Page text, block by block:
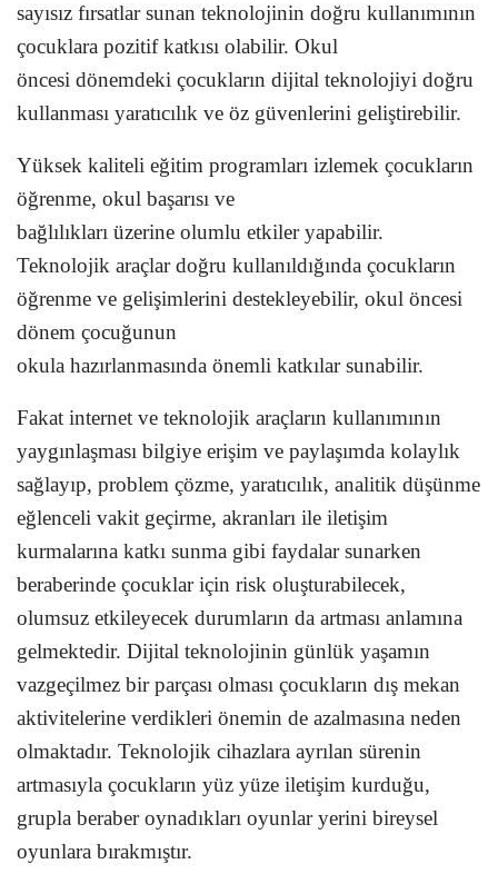
sayısız fırsatlar sunan teknolojinin doğru kullanımının
çocuklara pozitif katkısı olabilir. Okul
öncesi dönemdeki çocukların dijital teknolojiyi doğru
kullanması yaratıcılık ve öz güvenlerini geliştirebilir.
Yüksek kaliteli eğitim programları izlemek çocukların
öğrenme, okul başarısı ve
bağlılıkları üzerine olumlu etkiler yapabilir.
Teknolojik araçlar doğru kullanıldığında çocukların
öğrenme ve gelişimlerini destekleyebilir, okul öncesi
dönem çocuğunun
okula hazırlanmasında önemli katkılar sunabilir.
Fakat internet ve teknolojik araçların kullanımının
yaygınlaşması bilgiye erişim ve paylaşımda kolaylık
sağlayıp, problem çözme, yaratıcılık, analitik düşünme
eğlenceli vakit geçirme, akranları ile iletişim
kurmalarına katkı sunma gibi faydalar sunarken
beraberinde çocuklar için risk oluşturabilecek,
olumsuz etkileyecek durumların da artması anlamına
gelmektedir. Dijital teknolojinin günlük yaşamın
vazgeçilmez bir parçası olması çocukların dış mekan
aktivitelerine verdikleri önemin de azalmasına neden
olmaktadır. Teknolojik cihazlara ayrılan sürenin
artmasıyla çocukların yüz yüze iletişim kurduğu,
grupla beraber oynadıkları oyunlar yerini bireysel
oyunlara bırakmıştır.